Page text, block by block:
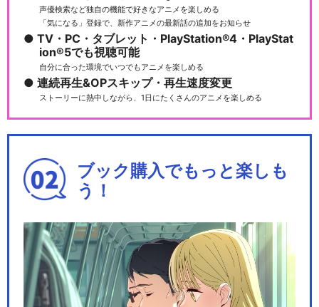
ーティ！ 5th …
アルゴナビス from BanG Dre
Argonavis 0-BEYOND LIV
E…
声優検索など独自の機能で好きなアニメを楽しめる
「気になる」登録で、新作アニメの最新話の追加をお知らせ
TV・PC・タブレット・PlayStation®4・PlayStat
ion®5でも視聴可能
自分に合った環境でいつでもアニメを楽しめる
連続再生&OPスキップ・再生速度変更
ストーリーに熱中しながら、1日にたくさんのアニメを楽しめる
ブック購入でもっと楽しも
う！